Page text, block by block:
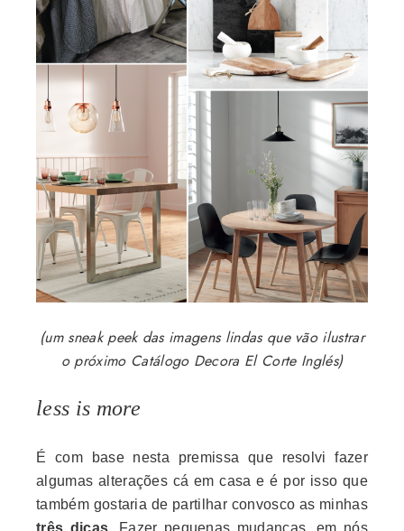
(um sneak peek das imagens lindas que vão ilustrar
o próximo Catálogo Decora El Corte Inglés)
less is more
É com base nesta premissa que resolvi fazer
algumas alterações cá em casa e é por isso que
também gostaria de partilhar convosco as minhas
três dicas. Fazer pequenas mudanças, em nós